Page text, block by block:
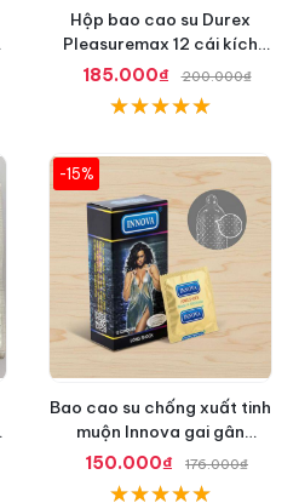
Hộp bao cao su Durex
Pleasuremax 12 cái kích
thích tăng khoái cảm
185.000₫ 200.000₫
-15%
Bao cao su chống xuất tinh
muộn Innova gai gân
Malaysia
150.000₫ 176.000₫